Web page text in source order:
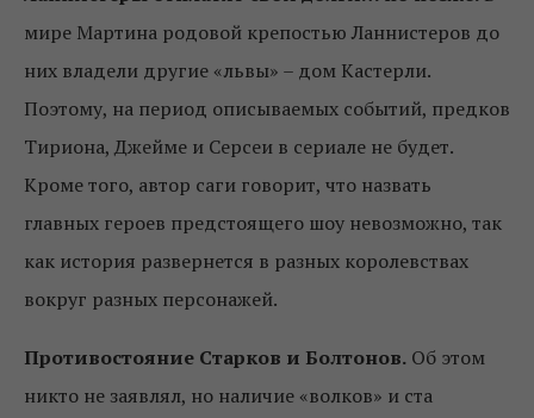
мире Мартина родовой крепостью Ланнистеров до
них владели другие «львы» – дом Кастерли.
Поэтому, на период описываемых событий, предков
Тириона, Джейме и Серсеи в сериале не будет.
Кроме того, автор саги говорит, что назвать
главных героев предстоящего шоу невозможно, так
как история развернется в разных королевствах
вокруг разных персонажей.
Противостояние Старков и Болтонов. Об этом
никто не заявлял, но наличие «волков» и ста